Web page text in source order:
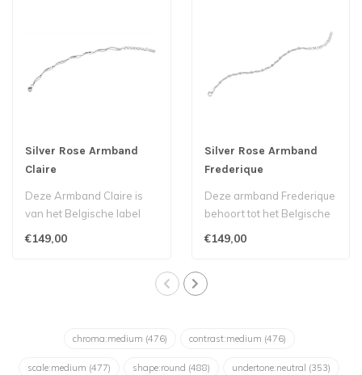
Silver Rose Armband
Claire
Deze Armband Claire is
van het Belgische label
Silver Rose en is gemaakt
€149,00
Silver Rose Armband
Frederique
Deze armband Frederique
behoort tot het Belgische
label Silver Rose. Deze
€149,00
chroma:medium (476) contrast:medium (476)
scale:medium (477) shape:round (488) undertone:neutral (353)